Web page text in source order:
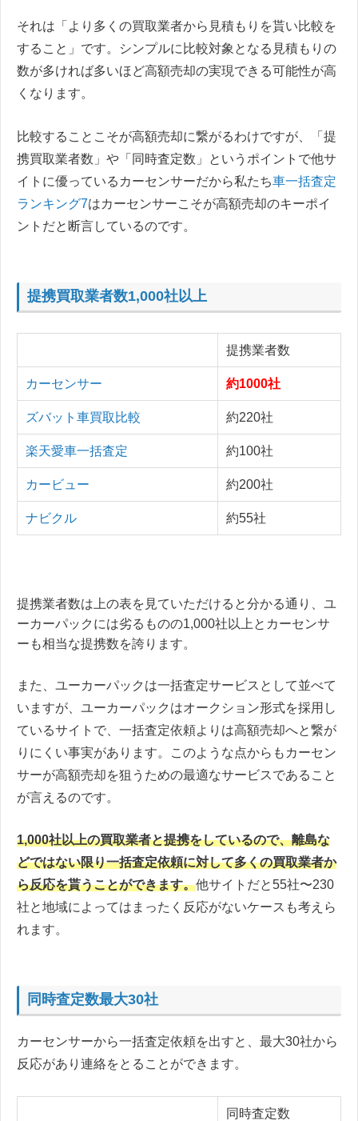
それは「より多くの買取業者から見積もりを貰い比較を
すること」です。シンプルに比較対象となる見積もりの
数が多ければ多いほど高額売却の実現できる可能性が高
くなります。
比較することこそが高額売却に繋がるわけですが、「提
携買取業者数」や「同時査定数」というポイントで他サ
イトに優っているカーセンサーだから私たち車一括査定
ランキング7はカーセンサーこそが高額売却のキーポイ
ントだと断言しているのです。
提携買取業者数1,000社以上
提携業者数
カーセンサー 約1000社
ズバット車買取比較 約220社
楽天愛車一括査定 約100社
カービュー 約200社
ナビクル 約55社
提携業者数は上の表を見ていただけると分かる通り、ユ
ーカーパックには劣るものの1,000社以上とカーセンサ
ーも相当な提携数を誇ります。
また、ユーカーパックは一括査定サービスとして並べて
いますが、ユーカーパックはオークション形式を採用し
ているサイトで、一括査定依頼よりは高額売却へと繋が
りにくい事実があります。このような点からもカーセン
サーが高額売却を狙うための最適なサービスであること
が言えるのです。
1,000社以上の買取業者と提携をしているので、離島な
どではない限り一括査定依頼に対して多くの買取業者か
ら反応を貰うことができます。他サイトだと55社〜230
社と地域によってはまったく反応がないケースも考えら
れます。
同時査定数最大30社
カーセンサーから一括査定依頼を出すと、最大30社から
反応があり連絡をとることができます。
同時査定数